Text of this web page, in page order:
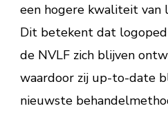
een hogere kwaliteit van
Dit betekent dat
de NVLF zich blijven
waardoor zij up-to-date
nieuwste